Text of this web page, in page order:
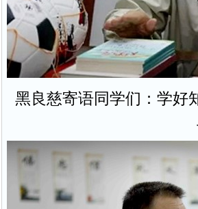
黑良慈寄语同学们：学好